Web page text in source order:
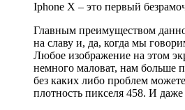
Iphone X – это первый
Главным преимуществом
на славу и, да, когда мы
Любое изображение на этом
немного маловат, нам больше
без каких либо проблем
плотность пикселя 458. И